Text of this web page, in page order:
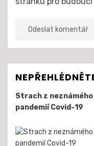
Strach z neznámého
pandemií Covid-19